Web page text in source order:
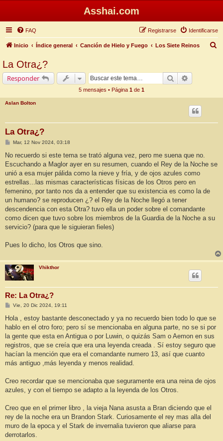
Asshai.com
FAQ Identificarse
Registrarse
Inicio Índice general Canción de Hielo y Fuego Los Siete Reinos
La Otra¿?
Responder Buscar
5 mensajes • Página 1 de 1
Aslan Bolton
La Otra¿?
M
n
a
j
Mar, 12 Nov 2024, 03:18
No recuerdo si este tema se trató alguna vez, pero me suena que no.
Escuchando a Maglor ayer en su resumen, cuando el Rey de la Noche se
unió a esa mujer pálida como la nieve y fría, y de ojos azules como
estrellas...las mismas características físicas de los Otros pero en
femenino, por tanto nos da a entender que su existencia es como la de
un humano? se reproducen ¿? el Rey de la Noche llegó a tener
descendencia con esta Otra? tuvo ella un poder sobre el comandante
como dicen que tuvo sobre los miembros de la Guardia de la Noche a su
servicio? (para que le siguieran fieles)
Pues lo dicho, los Otros que sino.
Vhikthor
Re: La Otra¿?
M
n
a
e
Vie, 20 Dic 2024, 19:11
Hola , estoy bastante desconectado y ya no recuerdo bien todo lo que se
hablo en el otro foro; pero sí se mencionaba en alguna parte, no se si por
la gente que esta en Antigua o por Luwin, o quizás Sam o Aemon en sus
registros, que se creía que era una leyenda creada . Sí estoy seguro que
hacían la mención que era el comandante numero 13, así que cuanto
más antiguo ,más leyenda y menos realidad.
Creo recordar que se mencionaba que seguramente era una reina de ojos
azules, y con el tiempo se adapto a la leyenda de los Otros.
Creo que en el primer libro , la vieja Nana asusta a Bran diciendo que el
rey de la noche era un Brandon Stark. Curiosamente el rey mas alla del
muro de la epoca y el Stark de invernalia tuvieron que aliarse para
derrotarlos.